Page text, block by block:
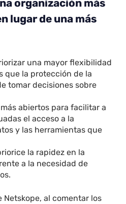
organización más
lugar de una más
una mayor flexibilidad
que la protección de la
tomar decisiones sobre
abiertos para facilitar a
el acceso a la
y las herramientas que
la rapidez en la
a la necesidad de
Netskope, al comentar los